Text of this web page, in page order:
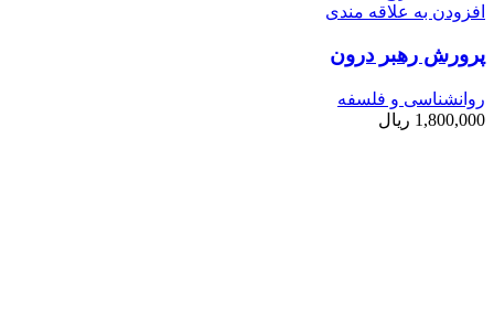
افزودن به علاقه مندی
پرورش رهبر درون
روانشناسی و فلسفه
1,800,000 ریال